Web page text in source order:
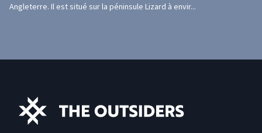
Angleterre. Il est situé sur la péninsule Lizard à envir...